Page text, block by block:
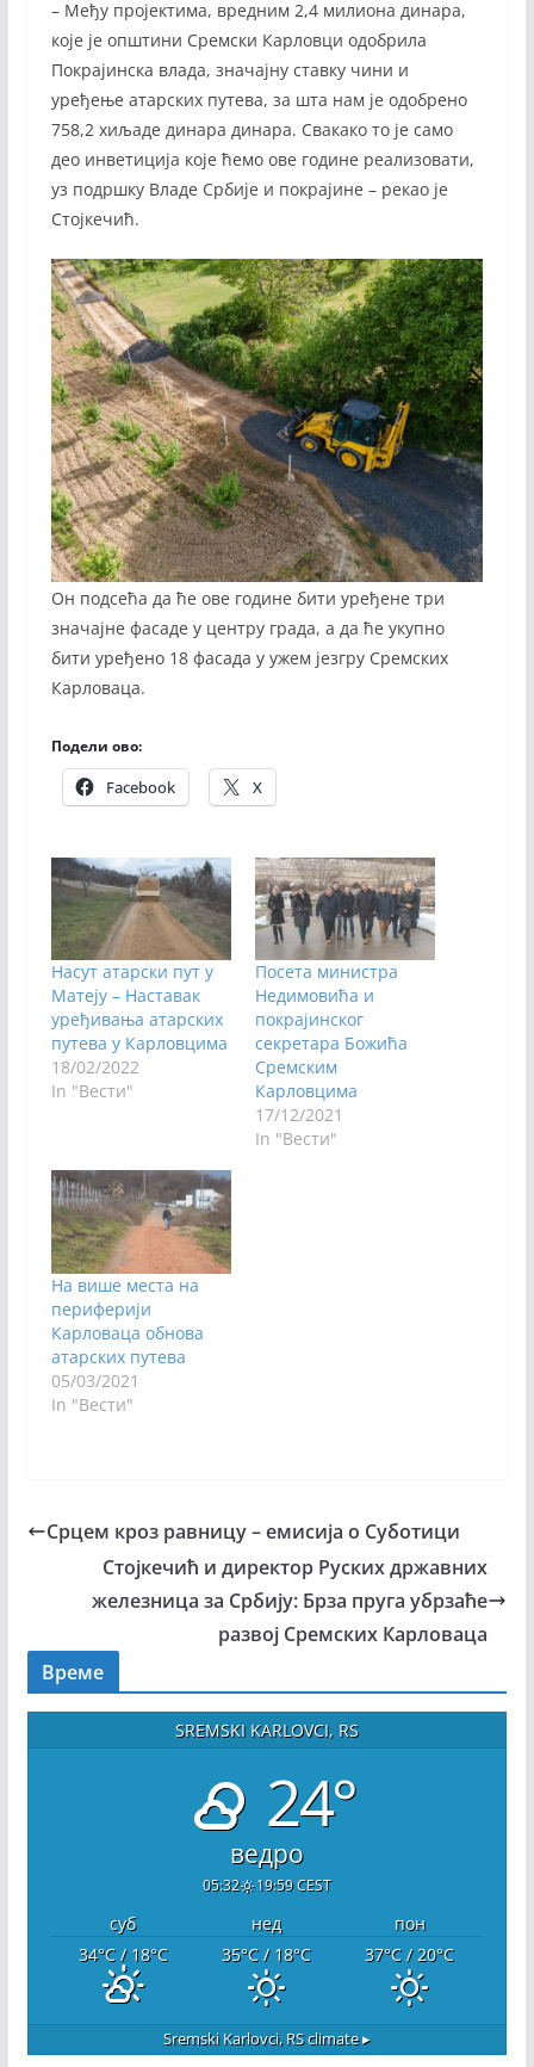
– Међу пројектима, вредним 2,4 милиона динара,
које је општини Сремски Карловци одобрила
Покрајинска влада, значајну ставку чини и
уређење атарских путева, за шта нам је одобрено
758,2 хиљаде динара динара. Свакако то је само
део инветиција које ћемо ове године реализовати,
уз подршку Владе Србије и покрајине – рекао је
Стојкечић.
Он подсећа да ће ове године бити уређене три
значајне фасаде у центру града, а да ће укупно
бити уређено 18 фасада у ужем језгру Сремских
Карловаца.
Подели ово:
Facebook X
Насут атарски пут у
Матеју – Наставак
уређивања атарских
путева у Карловцима
18/02/2022
In "Вести"
Посета министра
Недимовића и
покрајинског
секретара Божића
Сремским
Карловцима
17/12/2021
In "Вести"
На више места на
периферији
Карловаца обнова
атарских путева
05/03/2021
In "Вести"
Срцем кроз равницу – емисија о Суботици
Стојкечић и директор Руских државних
железница за Србију: Брза пруга убрзаће
развој Сремских Карловаца
Време
SREMSKI KARLOVCI, RS
24°
ведро
05:32 19:59 CEST
суб нед
пон
34°C/ 18°C 35°C/ 18°C 37°C/ 20°C
Sremski Karlovci, RSclimate ▸